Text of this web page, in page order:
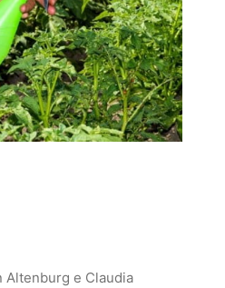
Altenburg e Claudia